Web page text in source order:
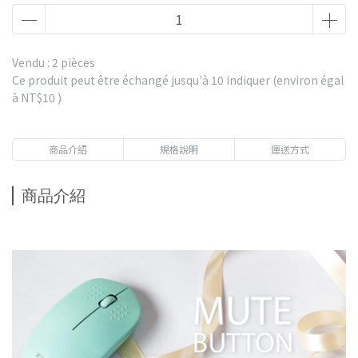
Vendu : 2 pièces
Ce produit peut être échangé jusqu'à 10 indiquer (environ égal
à NT$10 )
商品介紹 規格說明 運送方式
商品介紹